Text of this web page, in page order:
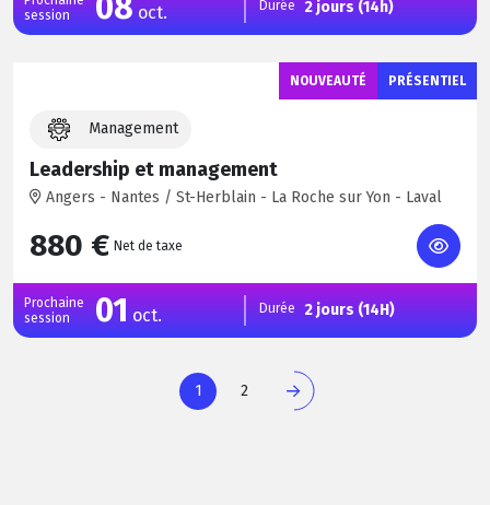
session
oct. Durée 2 jours (14h)
Prochaine
session
01 oct. Durée 2 jours (14H)
NOUVEAUTÉ PRÉSENTIEL
Management
Leadership et management
Angers - Nantes / St-Herblain - La Roche sur Yon - Laval
880 € Net de taxe
Page
courante
1 Page
2